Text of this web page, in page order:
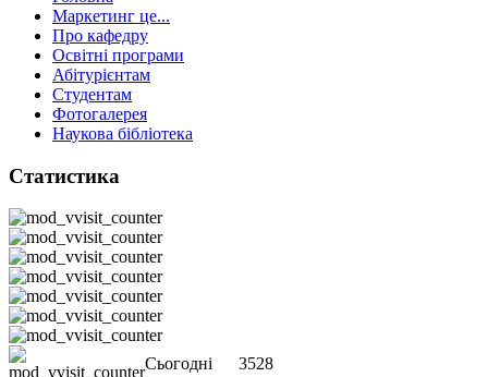
Маркетинг це...
Про кафедру
Освітні програми
Абітурієнтам
Студентам
Фотогалерея
Наукова бібліотека
Статистика
Сьогодні
3528